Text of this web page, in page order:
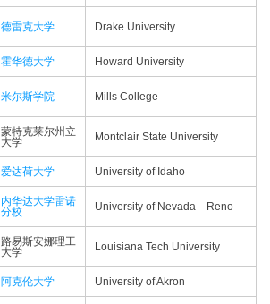
德雷克大学 Drake University
霍华德大学 Howard University
米尔斯学院 Mills College
蒙特克莱尔州立
大学
Montclair State University
爱达荷大学 University of Idaho
内华达大学雷诺
分校
University of Nevada—​Reno
路易斯安娜理工
大学
Louisiana Tech University
阿克伦大学 University of Akron